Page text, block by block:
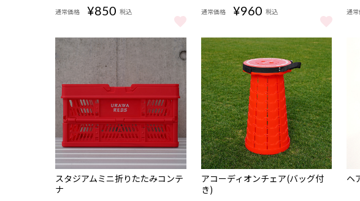
通常価格 ¥850 税込
2026ハンドタオル をもっと見る
通常価格 ¥960 税込
URAWA REDS 海苔ちっぷす（めんたい
通
スタジアムミニ折りたたみコンテ
ナ
アコーディオンチェア(バッグ付
き)
ヘ